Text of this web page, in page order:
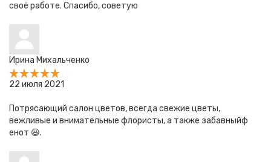
своё работе. Спасибо, советую
Ирина Михальченко
22 июля 2021
Потрясающий салон цветов, всегда свежие цветы,
вежливые и внимательные флористы, а также забавныйф
енот 😃.